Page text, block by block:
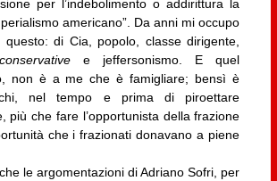
per l’indebolimento o addirittura la
americano”. Da anni mi occupo
questo: di Cia, popolo, classe dirigente,
e jeffersonismo. E quel
non è a me che è famigliare; bensì è
nel tempo e prima di piroettare
più che fare l’opportunista della frazione
che i frazionati donavano a piene
le argomentazioni di Adriano Sofri, per